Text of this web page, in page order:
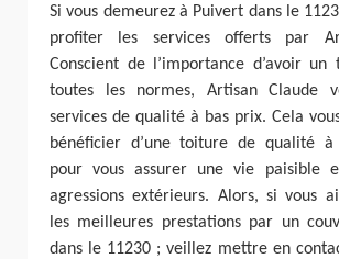
Si vous demeurez à Puivert dans le
profiter les services offerts par
Conscient de l’importance d’avoir un
toutes les normes, Artisan Claude
services de qualité à bas prix. Cela
bénéficier d’une toiture de qualité
pour vous assurer une vie paisible
agressions extérieurs. Alors, si vous
les meilleures prestations par un
dans le 11230 ; veillez mettre en